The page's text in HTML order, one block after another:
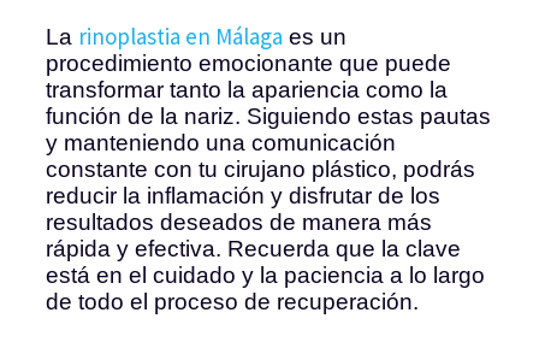
La rinoplastia en Málaga es un
procedimiento emocionante que puede
transformar tanto la apariencia como la
función de la nariz. Siguiendo estas pautas
y manteniendo una comunicación
constante con tu cirujano plástico, podrás
reducir la inflamación y disfrutar de los
resultados deseados de manera más
rápida y efectiva. Recuerda que la clave
está en el cuidado y la paciencia a lo largo
de todo el proceso de recuperación.